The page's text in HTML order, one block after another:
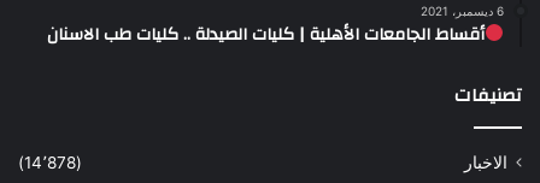
6 ديسمبر، 2021
أقساط الجامعات الأهلية | كليات الصيدلة .. كليات طب الاسنان
تصنيفات
الاخبار
(14٬878)